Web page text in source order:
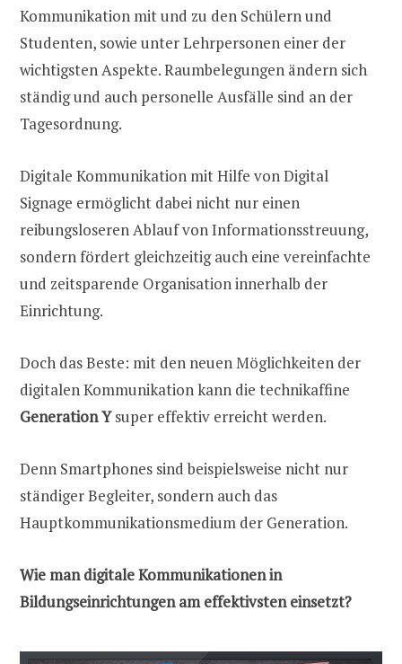
Kommunikation mit und zu den Schülern und
Studenten, sowie unter Lehrpersonen einer der
wichtigsten Aspekte. Raumbelegungen ändern sich
ständig und auch personelle Ausfälle sind an der
Tagesordnung.
Digitale Kommunikation mit Hilfe von Digital
Signage ermöglicht dabei nicht nur einen
reibungsloseren Ablauf von Informationsstreuung,
sondern fördert gleichzeitig auch eine vereinfachte
und zeitsparende Organisation innerhalb der
Einrichtung.
Doch das Beste: mit den neuen Möglichkeiten der
digitalen Kommunikation kann die technikaffine
Generation Ysuper effektiv erreicht werden.
Denn Smartphones sind beispielsweise nicht nur
ständiger Begleiter, sondern auch das
Hauptkommunikationsmedium der Generation.
Wie man digitale Kommunikationen in
Bildungseinrichtungen am effektivsten einsetzt?